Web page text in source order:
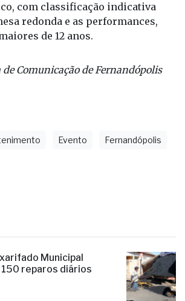
com classificação indicativa
redonda e as performances,
de 12 anos.
de Comunicação de Fernandópolis
Evento Fernandópolis
Municipal
reparos diários